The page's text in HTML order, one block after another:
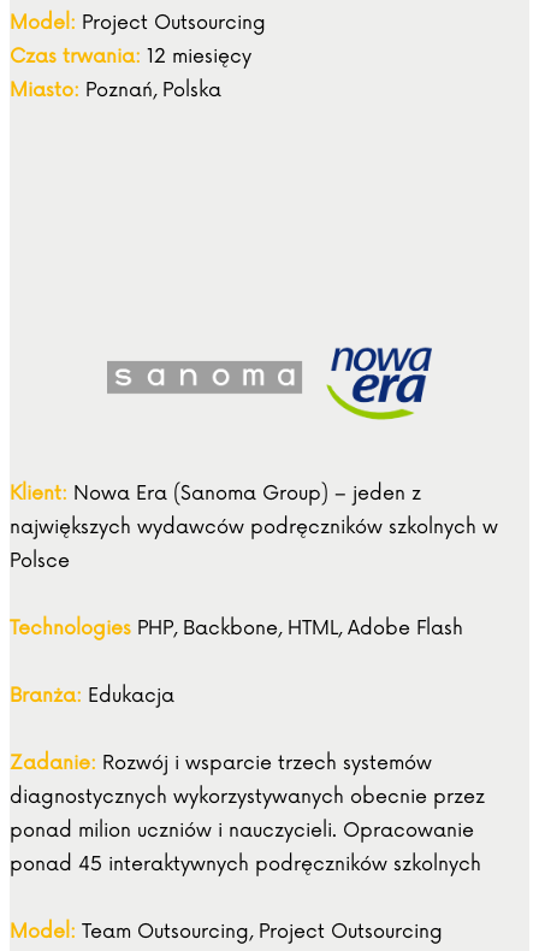
Model: Project Outsourcing
Czas trwania: 12 miesięcy
Miasto: Poznań, Polska
Klient: Nowa Era (Sanoma Group) – jeden z
największych wydawców podręczników szkolnych w
Polsce
Technologies PHP, Backbone, HTML, Adobe Flash
Branża: Edukacja
Zadanie: Rozwój i wsparcie trzech systemów
diagnostycznych wykorzystywanych obecnie przez
ponad milion uczniów i nauczycieli. Opracowanie
ponad 45 interaktywnych podręczników szkolnych
Model: Team Outsourcing, Project Outsourcing